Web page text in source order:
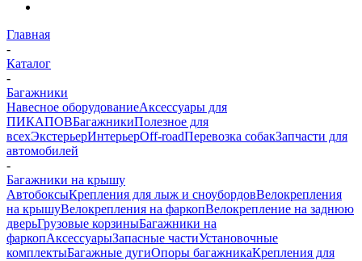
Главная
-
Каталог
-
Багажники
Навесное оборудованиеАксессуары для
ПИКАПОВБагажникиПолезное для
всехЭкстерьерИнтерьерOff-roadПеревозка собакЗапчасти для
автомобилей
-
Багажники на крышу
АвтобоксыКрепления для лыж и сноубордовВелокрепления
на крышуВелокрепления на фаркопВелокрепление на заднюю
дверьГрузовые корзиныБагажники на
фаркопАксессуарыЗапасные частиУстановочные
комплектыБагажные дугиОпоры багажникаКрепления для